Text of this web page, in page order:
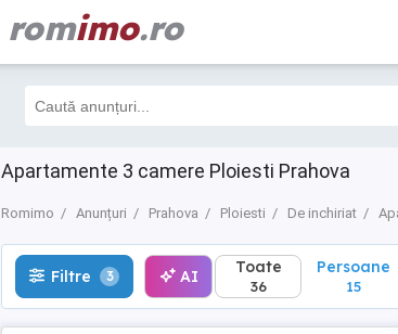
romimo.ro
Apartamente 3 camere Ploiesti Prahova
Romimo Anunțuri Prahova Ploiesti De inchiriat
Filtre 3 AI
Filtre 3 AI Toate
36
Persoane
15